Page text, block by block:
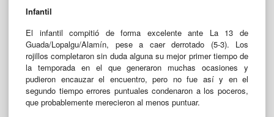
Infantil
El infantil compitió de forma excelente ante La 13 de
Guada/Lopalgu/Alamín, pese a caer derrotado (5-3). Los
rojillos completaron sin duda alguna su mejor primer tiempo de
la temporada en el que generaron muchas ocasiones y
pudieron encauzar el encuentro, pero no fue así y en el
segundo tiempo errores puntuales condenaron a los poceros,
que probablemente merecieron al menos puntuar.